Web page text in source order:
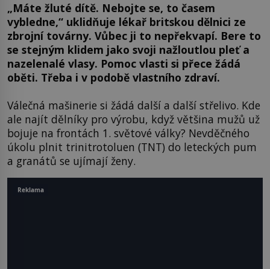
„Máte žluté dítě. Nebojte se, to časem
vybledne,“ uklidňuje lékař britskou dělnici ze
zbrojní továrny. Vůbec ji to nepřekvapí. Bere to
se stejným klidem jako svoji nažloutlou pleť a
nazelenalé vlasy. Pomoc vlasti si přece žádá
oběti. Třeba i v podobě vlastního zdraví.
Válečná mašinerie si žádá další a další střelivo. Kde
ale najít dělníky pro výrobu, když většina mužů už
bojuje na frontách 1. světové války? Nevděčného
úkolu plnit trinitrotoluen (TNT) do leteckých pum
a granátů se ujímají ženy.
Reklama